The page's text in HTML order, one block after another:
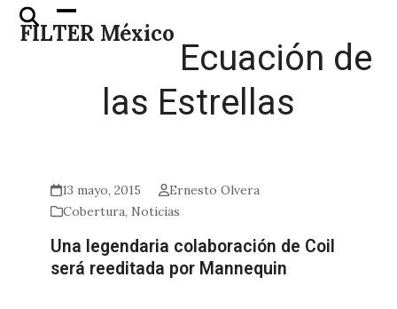
Skip
FILTER México
Open
mobile
Close
mobile
Ecuación de
las Estrellas
13 mayo, 2015
Ernesto Olvera
Cobertura, Noticias
Una legendaria colaboración de Coil
será reeditada por Mannequin